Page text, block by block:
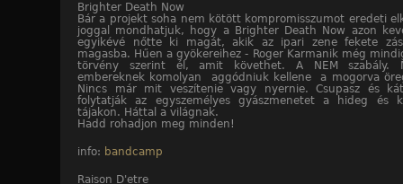
Brighter Death Now
Bár a projekt soha nem kötött kompromisszumot eredeti
joggal mondhatjuk, hogy a Brighter Death Now azon
egyikévé nőtte ki magát, akik az ipari zene fekete
magasba. Hűen a gyökereihez - Roger Karmanik még
törvény szerint él, amit követhet. A NEM szabály.
embereknek komolyan aggódniuk kellene a mogorva
Nincs már mit veszítenie vagy nyernie. Csupasz és
folytatják az egyszemélyes gyászmenetet a hideg és
tájakon. Háttal a világnak.
Hadd rohadjon meg minden!
info: bandcamp
Raison D'etre